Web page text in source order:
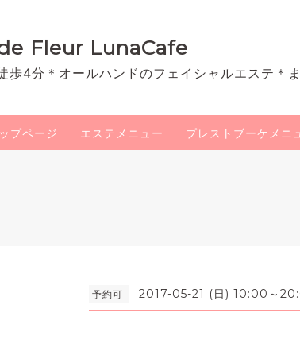
Fleur LunaCafe
歩4分＊オールハンドのフェイシャルエステ＊
プページ エステメニュー プレストブーケメニ
予約可 2017-05-21 (日) 10:00～